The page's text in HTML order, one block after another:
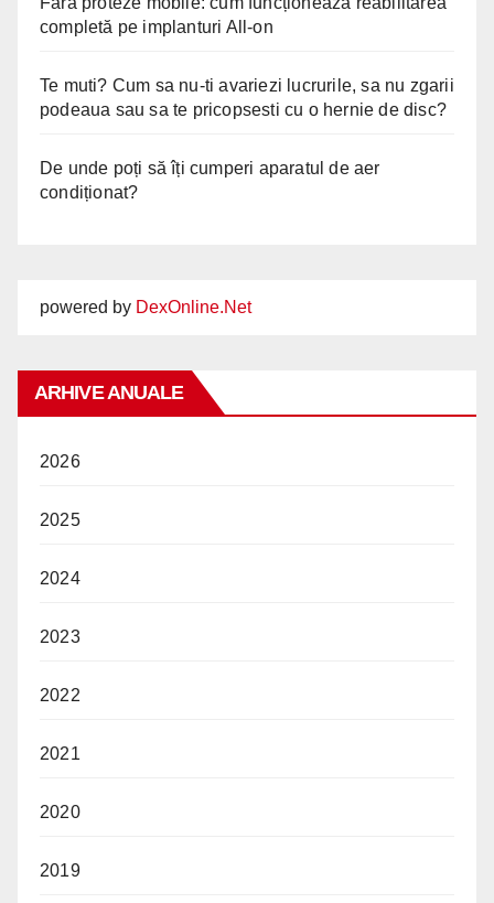
completă pe implanturi All-on
Te muti? Cum sa nu-ti avariezi lucrurile, sa nu zgarii
podeaua sau sa te pricopsesti cu o hernie de disc?
De unde poți să îți cumperi aparatul de aer
condiționat?
powered by DexOnline.Net
ARHIVE ANUALE
2026
2025
2024
2023
2022
2021
2020
2019